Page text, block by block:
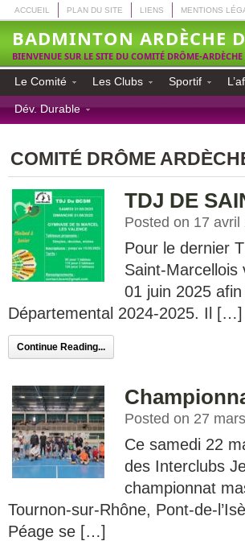
ACCUEIL PLAN DU SITE LIENS MENTIONS
BADMINTON ARDÈCHE
BIENVENUE SUR LE SITE DU COMITÉ DRÔME-
Le Comité Les Clubs Sportif
Dév. Durable
COMITÉ DRÔME
TDJ DE
Posted on 17 avril
Pour le dernier
Saint-Marcellois
01 juin 2025
Départemental 2024-2025. Il […]
Continue Reading...
Posted on 27
Ce samedi 22
des Interclubs
championnat
Tournon-sur-Rhône, Pont-de-
Péage se […]